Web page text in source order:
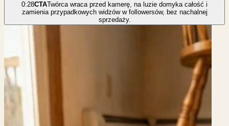
0:28CTATwórca wraca przed kamerę, na luzie domyka całość i
zamienia przypadkowych widzów w followersów, bez nachalnej
sprzedaży.